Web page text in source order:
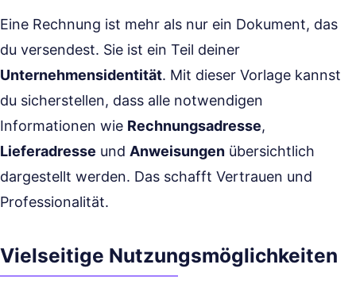
Eine Rechnung ist mehr als nur ein Dokument, das
du versendest. Sie ist ein Teil deiner
Unternehmensidentität. Mit dieser Vorlage kannst
du sicherstellen, dass alle notwendigen
Informationen wie Rechnungsadresse,
Lieferadresse und Anweisungen übersichtlich
dargestellt werden. Das schafft Vertrauen und
Professionalität.
Vielseitige Nutzungsmöglichkeiten